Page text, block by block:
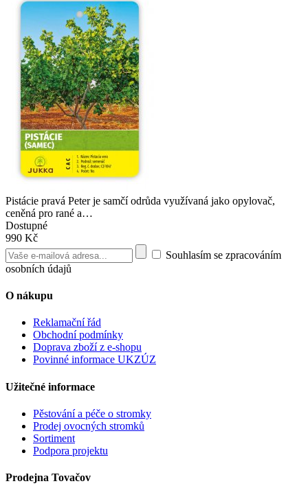
Pistácie pravá Peter je samčí odrůda využívaná jako opylovač,
ceněná pro rané a…
Dostupné
990 Kč
Souhlasím se zpracováním
osobních údajů
O nákupu
Reklamační řád
Obchodní podmínky
Doprava zboží z e-shopu
Povinné informace UKZÚZ
Užitečné informace
Pěstování a péče o stromky
Prodej ovocných stromků
Sortiment
Podpora projektu
Prodejna Tovačov